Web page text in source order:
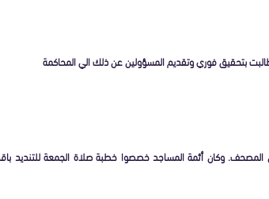
وطالبت بتحقيق فوري وتقديم المسؤولين عن ذلك الي المحاكمة
وكان أئمة المساجد خصصوا خطبة صلاة الجمعة للتنديد